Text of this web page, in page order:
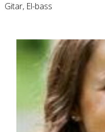
Gitar, El-bass